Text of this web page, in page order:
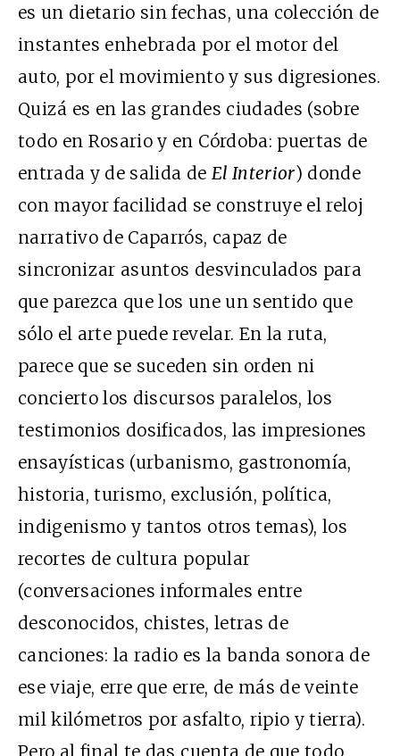
es un dietario sin fechas, una colección de
instantes enhebrada por el motor del
auto, por el movimiento y sus digresiones.
Quizá es en las grandes ciudades (sobre
todo en Rosario y en Córdoba: puertas de
entrada y de salida de El Interior) donde
con mayor facilidad se construye el reloj
narrativo de Caparrós, capaz de
sincronizar asuntos desvinculados para
que parezca que los une un sentido que
sólo el arte puede revelar. En la ruta,
parece que se suceden sin orden ni
concierto los discursos paralelos, los
testimonios dosificados, las impresiones
ensayísticas (urbanismo, gastronomía,
historia, turismo, exclusión, política,
indigenismo y tantos otros temas), los
recortes de cultura popular
(conversaciones informales entre
desconocidos, chistes, letras de
canciones: la radio es la banda sonora de
ese viaje, erre que erre, de más de veinte
mil kilómetros por asfalto, ripio y tierra).
Pero al final te das cuenta de que todo